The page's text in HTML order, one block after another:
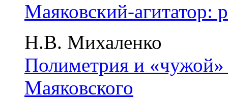
Маяковский-агитатор:
Н.В. Михаленко
Полиметрия и «чужой»
Маяковского